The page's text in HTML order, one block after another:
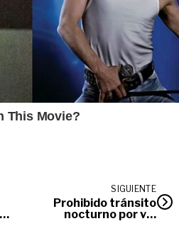
SIGUIENTE
Prohibido tránsito
nocturno por vía